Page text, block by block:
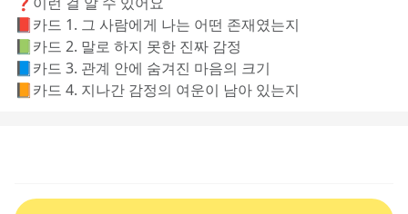
📕카드 1. 그 사람에게 나는 어떤 존재였는지
📗카드 2. 말로 하지 못한 진짜 감정
📘카드 3. 관계 안에 숨겨진 마음의 크기
📙카드 4. 지나간 감정의 여운이 남아 있는지